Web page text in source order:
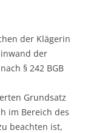
der Klägerin
der
§ 242 BGB
Grundsatz
im Bereich des
beachten ist,